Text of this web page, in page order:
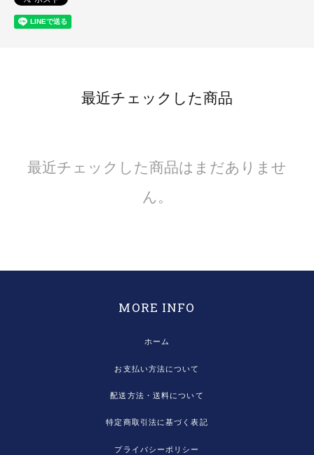
最近チェックした商品
最近チェックした商品はまだありませ
ん。
MORE INFO
ホーム
お支払い方法について
配送方法・送料について
特定商取引法に基づく表記
プライバシーポリシー